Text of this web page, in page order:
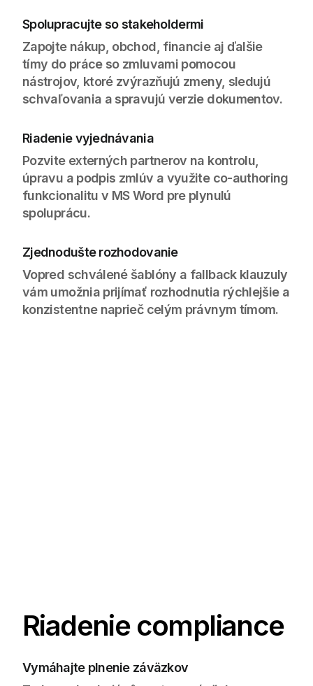
Spolupracujte so stakeholdermi
Zapojte nákup, obchod, financie aj ďalšie
tímy do práce so zmluvami pomocou
nástrojov, ktoré zvýrazňujú zmeny, sledujú
schvaľovania a spravujú verzie dokumentov.
Riadenie vyjednávania
Pozvite externých partnerov na kontrolu,
úpravu a podpis zmlúv a využite co-authoring
funkcionalitu v MS Word pre plynulú
spoluprácu.
Zjednodušte rozhodovanie
Vopred schválené šablóny a fallback klauzuly
vám umožnia prijímať rozhodnutia rýchlejšie a
konzistentne naprieč celým právnym tímom.
Riadenie compliance
Vymáhajte plnenie záväzkov